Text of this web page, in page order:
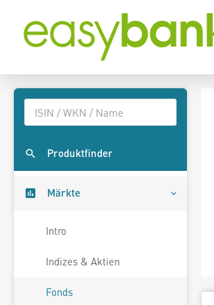
Produktfinder
Märkte
Intro
Indizes & Aktien
Fonds